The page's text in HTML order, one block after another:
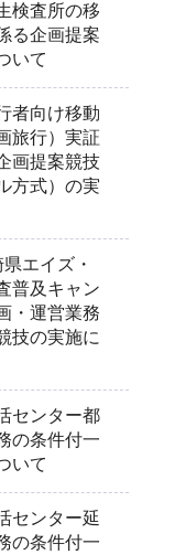
検査所の移
る企画提案
いて
者向け移動
旅行）実証
画提案競技
方式）の実
エイズ・
普及キャン
・運営業務
技の実施に
センター都
の条件付一
いて
センター延
の条件付一